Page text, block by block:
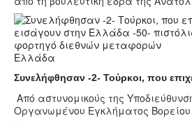
Ελλάδα
Συνελήφθησαν -2- Τούρκοι, που
Από αστυνομικούς της
Οργανωμένου Εγκλήματος